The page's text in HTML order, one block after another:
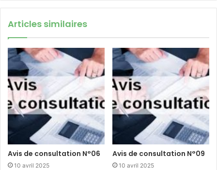
Articles similaires
Avis de consultation N°06
10 avril 2025
Avis de consultation N°09
10 avril 2025